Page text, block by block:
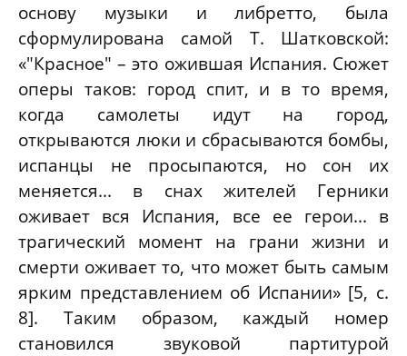
основу музыки и либретто, была
сформулирована самой Т. Шатковской:
«"Красное" – это ожившая Испания. Сюжет
оперы таков: город спит, и в то время,
когда самолеты идут на город,
открываются люки и сбрасываются бомбы,
испанцы не просыпаются, но сон их
меняется... в снах жителей Герники
оживает вся Испания, все ее герои... в
трагический момент на грани жизни и
смерти оживает то, что может быть самым
ярким представлением об Испании» [5, с.
8]. Таким образом, каждый номер
становился звуковой партитурой